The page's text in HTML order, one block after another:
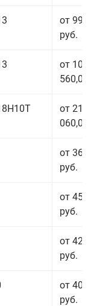
от 99
руб.
от 106
560,00
от 215
060,00
от 36
руб.
от 45
руб.
от 42
руб.
от 40
руб.